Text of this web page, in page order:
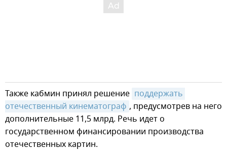
Также кабмин принял решение поддержать
отечественный кинематограф , предусмотрев на него
дополнительные 11,5 млрд. Речь идет о
государственном финансировании производства
отечественных картин.